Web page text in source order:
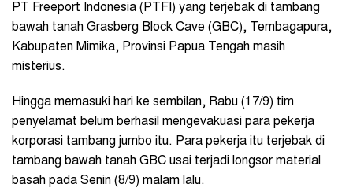
PT Freeport Indonesia (PTFI) yang terjebak di tambang
bawah tanah Grasberg Block Cave (GBC), Tembagapura,
Kabupaten Mimika, Provinsi Papua Tengah masih
misterius.
Hingga memasuki hari ke sembilan, Rabu (17/9) tim
penyelamat belum berhasil mengevakuasi para pekerja
korporasi tambang jumbo itu. Para pekerja itu terjebak di
tambang bawah tanah GBC usai terjadi longsor material
basah pada Senin (8/9) malam lalu.